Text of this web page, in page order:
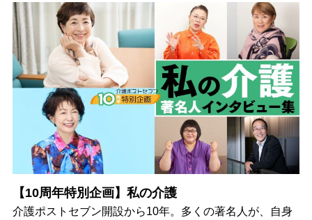
【10周年特別企画】私の介護
介護ポストセブン開設から10年。多くの著名人が、自身